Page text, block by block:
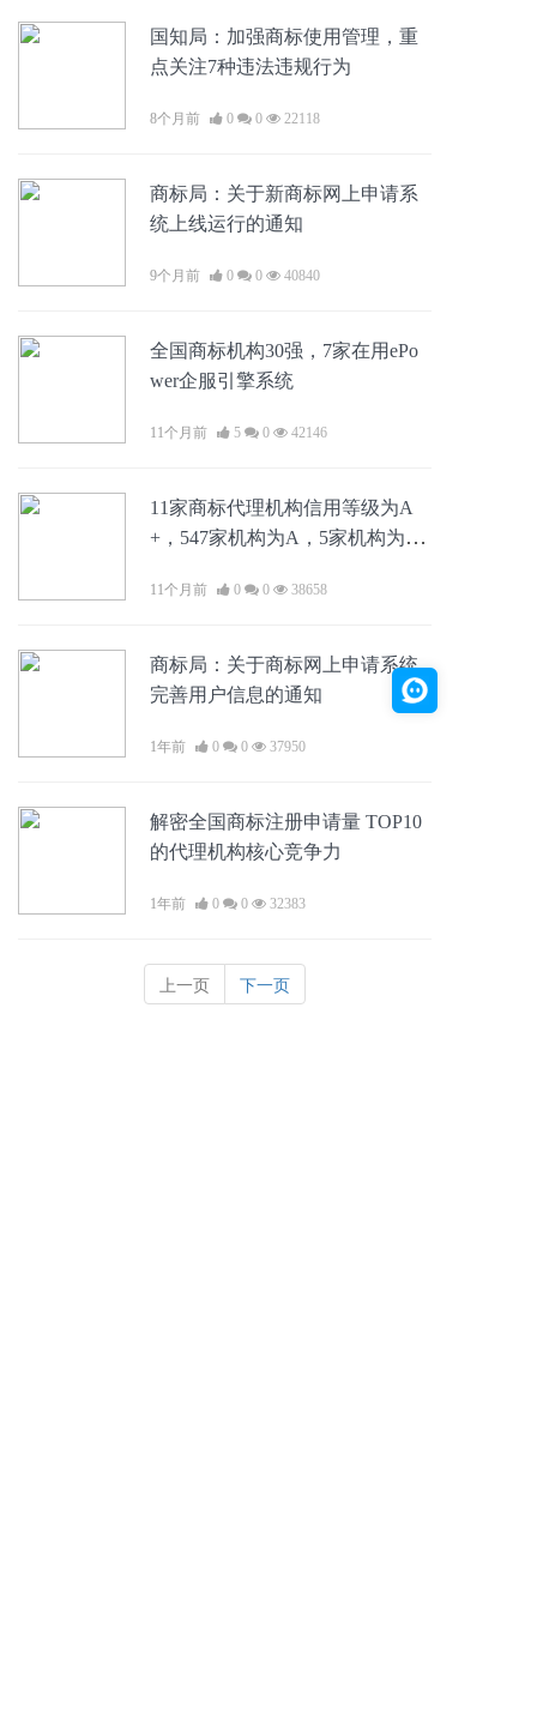
国知局：加强商标使用管理，重
点关注7种违法违规行为
8个月前 0 0 22118
商标局：关于新商标网上申请系
统上线运行的通知
9个月前 0 0 40840
全国商标机构30强，7家在用ePo
wer企服引擎系统
11个月前 5 0 42146
11家商标代理机构信用等级为A
+，547家机构为A，5家机构为
11个月前 0 0 38658
商标局：关于商标网上申请系统
完善用户信息的通知
1年前 0 0 37950
解密全国商标注册申请量 TOP10
的代理机构核心竞争力
1年前 0 0 32383
上一页 下一页